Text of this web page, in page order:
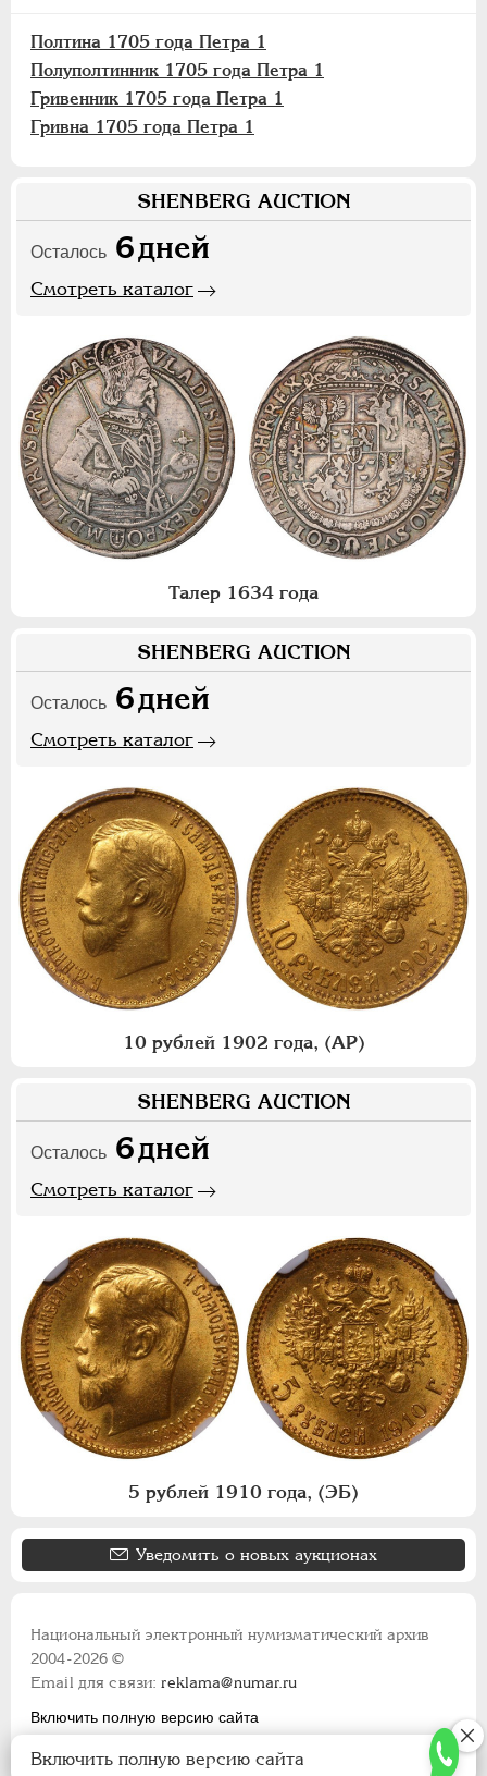
Полтина 1705 года Петра 1
Полуполтинник 1705 года Петра 1
Гривенник 1705 года Петра 1
Гривна 1705 года Петра 1
SHENBERG AUCTION
Осталось 6дней
Смотреть каталог
Талер 1634 года
SHENBERG AUCTION
Осталось 6дней
Смотреть каталог
10 рублей 1902 года, (АР)
SHENBERG AUCTION
Осталось 6дней
Смотреть каталог
5 рублей 1910 года, (ЭБ)
Уведомить о новых аукционах
Национальный электронный нумизматический архив
2004-2026 ©
Email для связи:reklama@numar.ru
Включить полную версию сайта
Включить полную версию сайта